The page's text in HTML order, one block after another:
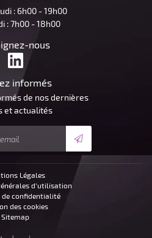
: 6h00 - 19h00
: 7h00 - 18h00
nous
informés
de nos dernières
et actualités
Légales
d'utilisation
de confidentialité
des cookies
Sitemap